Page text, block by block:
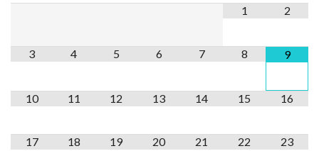
1
2
3 4 5 6 7 8 9
10 11 12 13 14 15 16
17 18 19 20 21 22 23